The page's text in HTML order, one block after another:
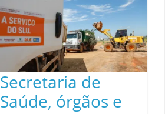
Secretaria de
Saúde, órgãos e